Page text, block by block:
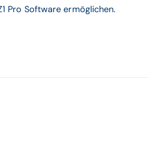
Pro Software ermöglichen.